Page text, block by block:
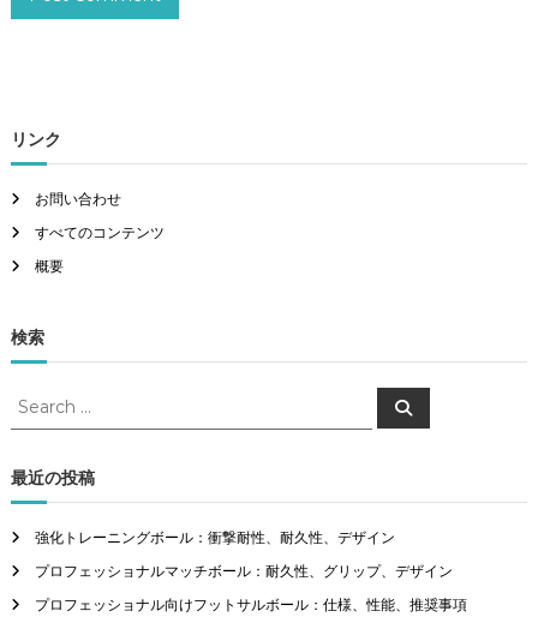
リンク
お問い合わせ
すべてのコンテンツ
概要
検索
S
r
c
f
o
r
S
最近の投稿
強化トレーニングボール：衝撃耐性、耐久性、デザイン
プロフェッショナルマッチボール：耐久性、グリップ、デザイン
プロフェッショナル向けフットサルボール：仕様、性能、推奨事項